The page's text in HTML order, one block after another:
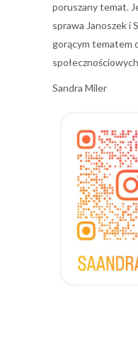
poruszany temat.
sprawa Janoszek i
gorącym tematem
Sandra Miler